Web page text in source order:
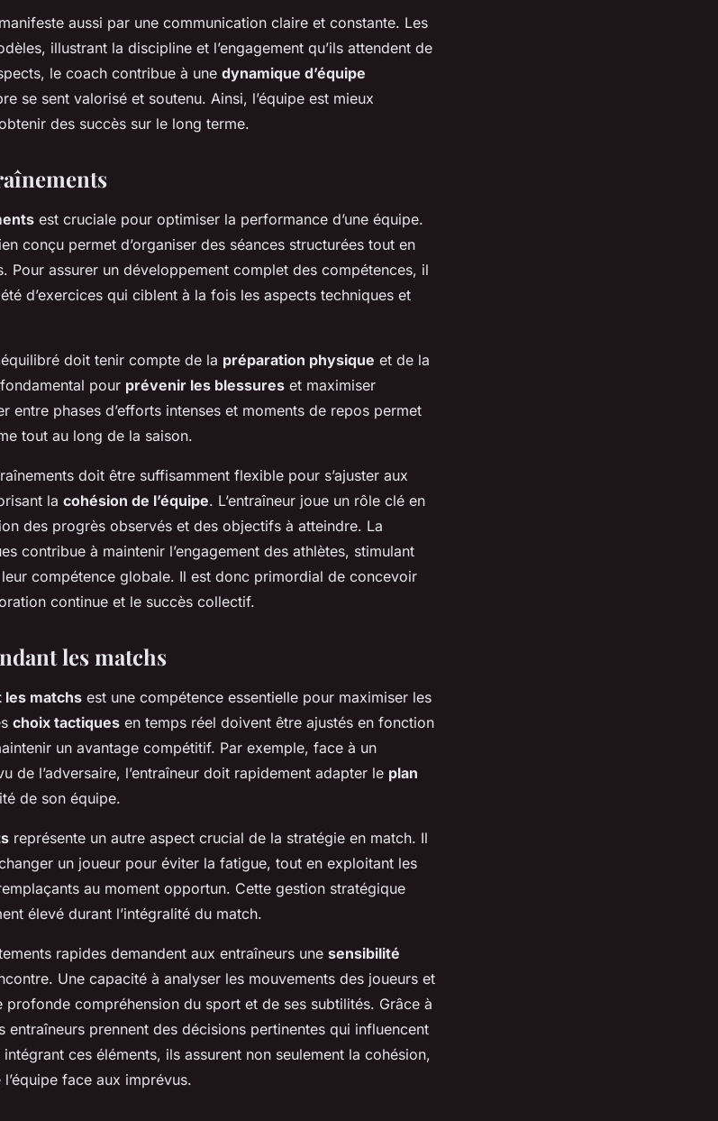
aussi par une communication claire et constante. Les
illustrant la discipline et l’engagement qu’ils attendent de
le coach contribue à une dynamique d’équipe
se sent valorisé et soutenu. Ainsi, l’équipe est mieux
des succès sur le long terme.
est cruciale pour optimiser la performance d’une équipe.
conçu permet d’organiser des séances structurées tout en
Pour assurer un développement complet des compétences, il
d’exercices qui ciblent à la fois les aspects techniques et
doit tenir compte de la préparation physique et de la
pour prévenir les blessures et maximiser
entre phases d’efforts intenses et moments de repos permet
tout au long de la saison.
doit être suffisamment flexible pour s’ajuster aux
la cohésion de l’équipe. L’entraîneur joue un rôle clé en
des progrès observés et des objectifs à atteindre. La
contribue à maintenir l’engagement des athlètes, stimulant
compétence globale. Il est donc primordial de concevoir
continue et le succès collectif.
les matchs
les matchs est une compétence essentielle pour maximiser les
choix tactiques en temps réel doivent être ajustés en fonction
un avantage compétitif. Par exemple, face à un
de l’adversaire, l’entraîneur doit rapidement adapter le plan
de son équipe.
représente un autre aspect crucial de la stratégie en match. Il
un joueur pour éviter la fatigue, tout en exploitant les
au moment opportun. Cette gestion stratégique
élevé durant l’intégralité du match.
rapides demandent aux entraîneurs une sensibilité
Une capacité à analyser les mouvements des joueurs et
profonde compréhension du sport et de ses subtilités. Grâce à
entraîneurs prennent des décisions pertinentes qui influencent
ces éléments, ils assurent non seulement la cohésion,
face aux imprévus.